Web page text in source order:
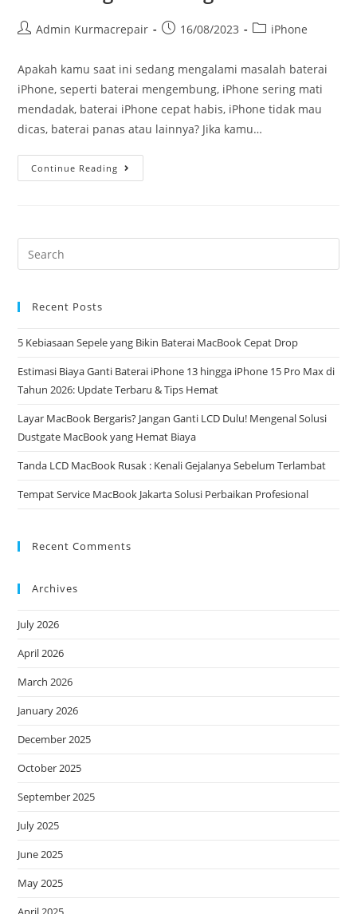
Admin Kurmacrepair 16/08/2023 iPhone
Apakah kamu saat ini sedang mengalami masalah baterai
iPhone, seperti baterai mengembung, iPhone sering mati
mendadak, baterai iPhone cepat habis, iPhone tidak mau
dicas, baterai panas atau lainnya? Jika kamu…
Continue Reading
Recent Posts
5 Kebiasaan Sepele yang Bikin Baterai MacBook Cepat Drop
Estimasi Biaya Ganti Baterai iPhone 13 hingga iPhone 15 Pro Max di
Tahun 2026: Update Terbaru & Tips Hemat
Layar MacBook Bergaris? Jangan Ganti LCD Dulu! Mengenal Solusi
Dustgate MacBook yang Hemat Biaya
Tanda LCD MacBook Rusak : Kenali Gejalanya Sebelum Terlambat
Tempat Service MacBook Jakarta Solusi Perbaikan Profesional
Recent Comments
Archives
July 2026
April 2026
March 2026
January 2026
December 2025
October 2025
September 2025
July 2025
June 2025
May 2025